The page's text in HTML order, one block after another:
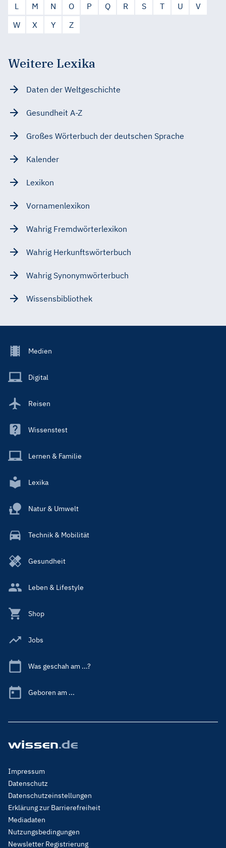
L
M N O P Q R S T U
V
W
X Y Z
Weitere Lexika
Daten der Weltgeschichte
Gesundheit A-Z
Großes Wörterbuch der deutschen Sprache
Kalender
Lexikon
Vornamenlexikon
Wahrig Fremdwörterlexikon
Wahrig Herkunftswörterbuch
Wahrig Synonymwörterbuch
Wissensbibliothek
Footer
Main
Medien
Digital
Reisen
Wissenstest
Lernen & Familie
Lexika
Natur & Umwelt
Technik & Mobilität
Gesundheit
Leben & Lifestyle
Shop
Jobs
Was geschah am ...?
Geboren am ...
Footer
Menu
Legal
Impressum
Datenschutz
Datenschutzeinstellungen
Erklärung zur Barrierefreiheit
Mediadaten
Nutzungsbedingungen
Newsletter Registrierung